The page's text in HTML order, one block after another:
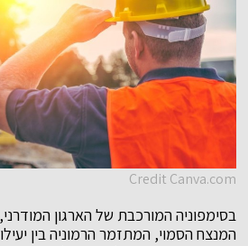
Credit Canva.com
בסימפוניה המורכבת של הארגון
המנצח הסמוי, המתזמר הרמוניה בין